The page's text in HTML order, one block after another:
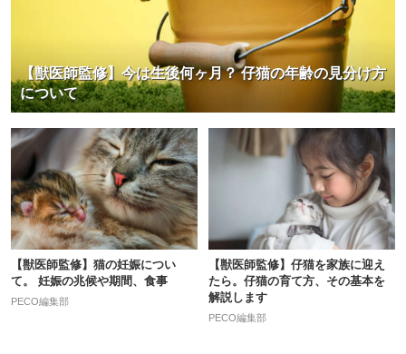
【獣医師監修】今は生後何ヶ月？ 仔猫の年齢の見分け方
について
【獣医師監修】猫の妊娠につい
て。 妊娠の兆候や期間、食事
PECO編集部
【獣医師監修】仔猫を家族に迎え
たら。仔猫の育て方、その基本を
解説します
PECO編集部